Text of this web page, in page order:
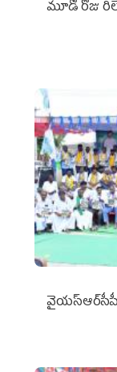
మూడో రోజు
వైయ‌స్ఆర్‌సీపీ